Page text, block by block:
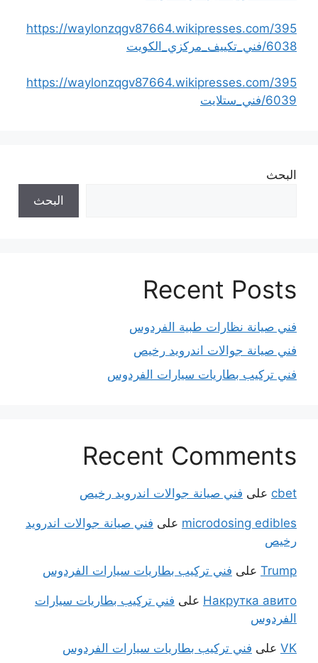
https://waylonzqgv87664.wikipresses.com/395
6038/فني_تكييف_مركزي_الكويت
https://waylonzqgv87664.wikipresses.com/395
6039/فني_ستلايت
البحث
البحث
Recent Posts
فني صيانة نظارات طبية الفردوس
فني صيانة جوالات اندرويد رخيص
فني تركيب بطاريات سيارات الفردوس
Recent Comments
cbet على فني صيانة جوالات اندرويد رخيص
microdosing edibles على فني صيانة جوالات اندرويد
رخيص
Trump على فني تركيب بطاريات سيارات الفردوس
Накрутка авито على فني تركيب بطاريات سيارات
الفردوس
VK على فني تركيب بطاريات سيارات الفردوس